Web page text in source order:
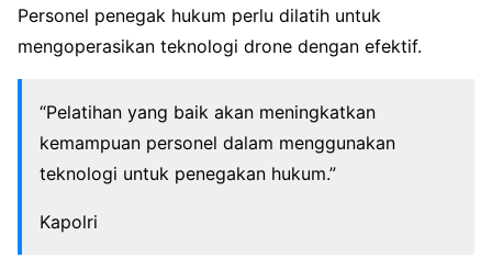
Personel penegak hukum perlu dilatih untuk
mengoperasikan teknologi drone dengan efektif.
“Pelatihan yang baik akan meningkatkan
kemampuan personel dalam menggunakan
teknologi untuk penegakan hukum.”
Kapolri